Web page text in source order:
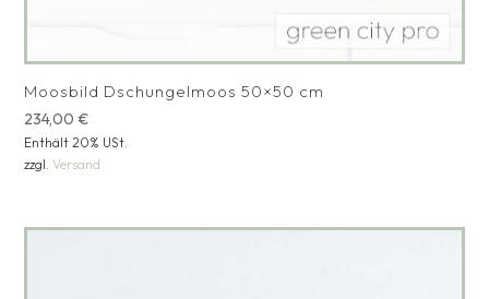
Moosbild Dschungelmoos 50×50 cm
234,00€
Enthält 20% USt.
zzgl.Versand